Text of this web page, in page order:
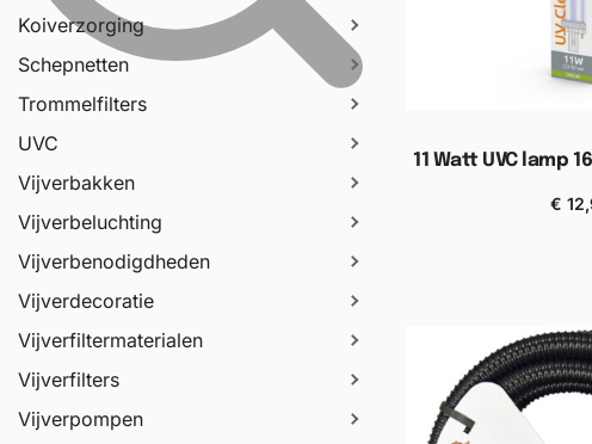
Koiverzorging
Schepnetten
Trommelfilters
UVC
Vijverbakken
Vijverbeluchting
Vijverbenodigdheden
Vijverdecoratie
Vijverfiltermaterialen
Vijverfilters
Vijverpompen
11 Watt UVC lamp
€